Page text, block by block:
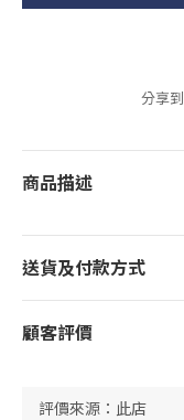
分享到
商品描述
送貨及付款方式
顧客評價